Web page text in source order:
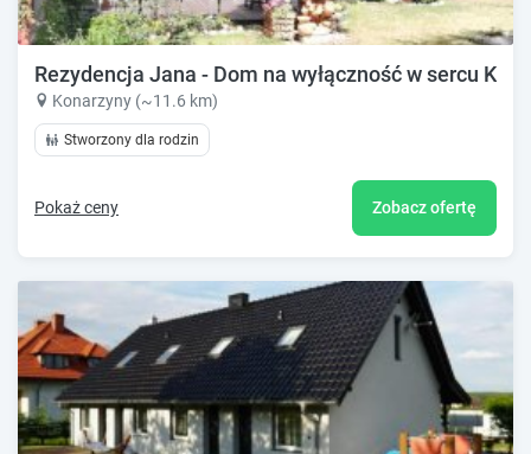
Rezydencja Jana - Dom na wyłączność w sercu
Konarzyny (~11.6 km)
Stworzony dla rodzin
Pokaż ceny Zobacz ofertę